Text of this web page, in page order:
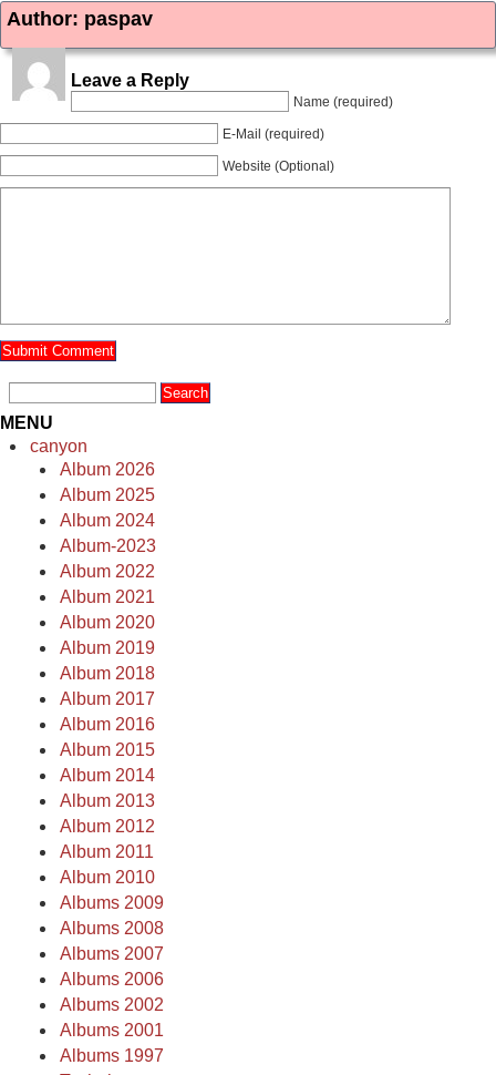
Author: paspav
Leave a Reply
Name (required)
E-Mail (required)
Website (Optional)
MENU
canyon
Album 2026
Album 2025
Album 2024
Album-2023
Album 2022
Album 2021
Album 2020
Album 2019
Album 2018
Album 2017
Album 2016
Album 2015
Album 2014
Album 2013
Album 2012
Album 2011
Album 2010
Albums 2009
Albums 2008
Albums 2007
Albums 2006
Albums 2002
Albums 2001
Albums 1997